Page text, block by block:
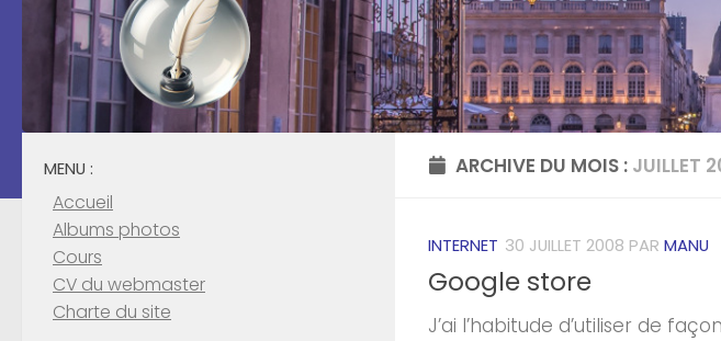
ARCHIVE DU MOIS : JUILLET
INTERNET 30 JUILLET 2008 PAR MANU
Google store
J’ai l’habitude d’utiliser de
MENU :
Accueil
Albums photos
Cours
CV du webmaster
Charte du site